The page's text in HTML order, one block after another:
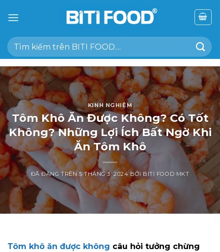
đến
dung
Tìm
kiếm:
KINH NGHIỆM
Tôm Khô Ăn Được Không? Có Tốt
Không? Những Lợi Ích Bất Ngờ Khi
Ăn Tôm Khô
ĐÃ ĐĂNG TRÊN5 THÁNG 3, 2024 BỞI BITI FOOD MKT
Tôm khô ăn được không câu hỏi tưởng chừng